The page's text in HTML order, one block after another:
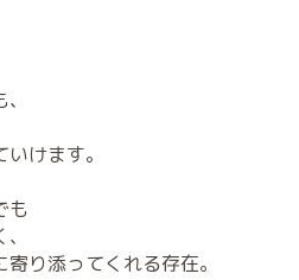
けます。
も
り添ってくれる存在。